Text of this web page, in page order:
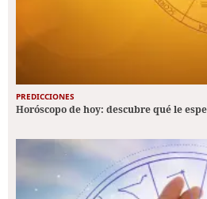
PREDICCIONES
Horóscopo de hoy: descubre qué le